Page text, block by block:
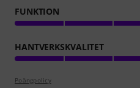
FUNKTION
HANTVERKSKVALITET
Poängpolicy